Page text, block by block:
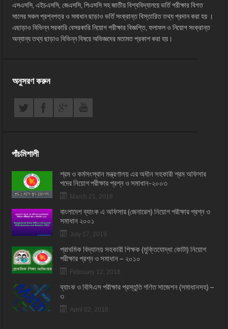
এসএসসি, এইচএসসি, জেএসসি, পিএসসি সহ জাতীয় বিশ্ববিদ্যালয়ে ভর্তি পরীক্ষার বিগত
সালের সকল প্রশ্নপত্র ও সমাধান ছাড়াও ভর্তি সংক্রান্ত বিস্তারিত তথ্য প্রদান করা হয় ।
এছাড়াও বিভিন্ন সরকারি বেসরকারি নিয়োগ পরীক্ষার বিজ্ঞপ্তি, ফলাফল ও নিয়োগ সংক্রান্ত
অন্যান্য তথ্য ছাড়াও বিভিন্ন বিষয়ে অভিজ্ঞদের মতামত প্রকাশ করা হয়।
অনুসরণ করুন
পাঁচমিশালী
শ্রম ও কর্মসংস্থান মন্ত্রণালয় এর অধীন সহকারী শ্রম অফিসার
পদের নিয়োগ পরীক্ষার প্রশ্ন ও সমাধান-২০০৩
March 21, 2018
বাংলাদেশ ব্যাংক এ অফিসার (জেনারেল) নিয়োগ পরীক্ষার প্রশ্ন ও
সমাধান ২০০১
July 17, 2019
প্রাথমিক বিদ্যালয় সহকারী শিক্ষক (মুক্তিযোদ্ধা কোটা) নিয়োগ
পরীক্ষার প্রশ্ন ও সমাধান – ২০১০
February 12, 2018
ব্যাংক ও বিসিএস পরীক্ষার প্রস্তুতি গণিত সাজেশন (সমাধানসহ) –
৩
April 02, 2018